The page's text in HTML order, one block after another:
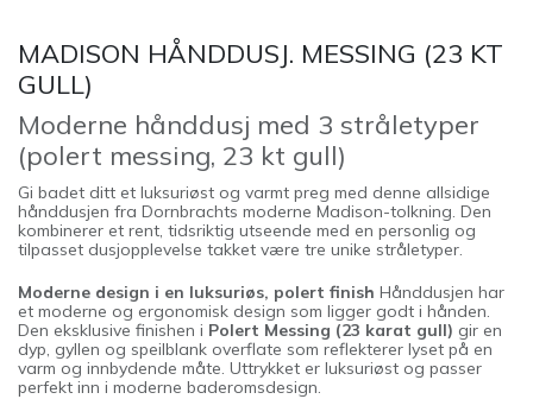
MADISON HÅNDDUSJ. MESSING (23 KT
GULL)
Moderne hånddusj med 3 stråletyper
(polert messing, 23 kt gull)
Gi badet ditt et luksuriøst og varmt preg med denne allsidige
hånddusjen fra Dornbrachts moderne Madison-tolkning. Den
kombinerer et rent, tidsriktig utseende med en personlig og
tilpasset dusjopplevelse takket være tre unike stråletyper.
Moderne design i en luksuriøs, polert finish Hånddusjen har
et moderne og ergonomisk design som ligger godt i hånden.
Den eksklusive finishen i Polert Messing (23 karat gull) gir en
dyp, gyllen og speilblank overflate som reflekterer lyset på en
varm og innbydende måte. Uttrykket er luksuriøst og passer
perfekt inn i moderne baderomsdesign.